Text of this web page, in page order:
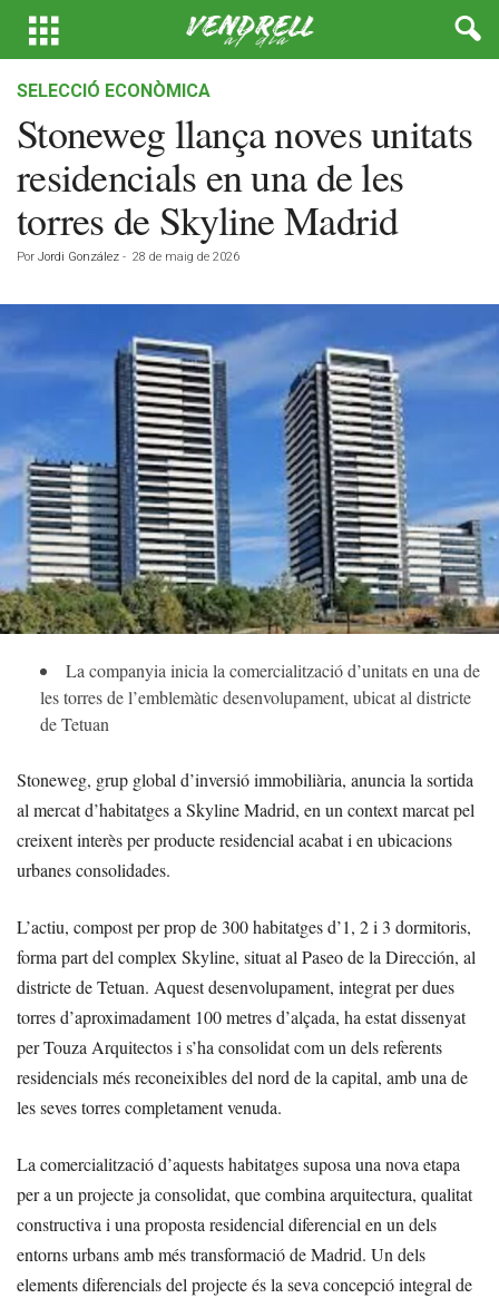
SELECCIÓ ECONÒMICA
Stoneweg llança noves unitats
residencials en una de les
torres de Skyline Madrid
Por Jordi González - 28 de maig de 2026
La companyia inicia la comercialització d’unitats en una de
les torres de l’emblemàtic desenvolupament, ubicat al districte
de Tetuan
Stoneweg, grup global d’inversió immobiliària, anuncia la sortida
al mercat d’habitatges a Skyline Madrid, en un context marcat pel
creixent interès per producte residencial acabat i en ubicacions
urbanes consolidades.
L’actiu, compost per prop de 300 habitatges d’1, 2 i 3 dormitoris,
forma part del complex Skyline, situat al Paseo de la Dirección, al
districte de Tetuan. Aquest desenvolupament, integrat per dues
torres d’aproximadament 100 metres d’alçada, ha estat dissenyat
per Touza Arquitectos i s’ha consolidat com un dels referents
residencials més reconeixibles del nord de la capital, amb una de
les seves torres completament venuda.
La comercialització d’aquests habitatges suposa una nova etapa
per a un projecte ja consolidat, que combina arquitectura, qualitat
constructiva i una proposta residencial diferencial en un dels
entorns urbans amb més transformació de Madrid. Un dels
elements diferencials del projecte és la seva concepció integral de